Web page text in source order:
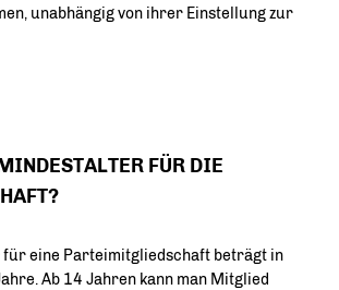
unabhängig von ihrer Einstellung zur
FÜR DIE
für eine Parteimitgliedschaft beträgt in
Ab 14 Jahren kann man Mitglied